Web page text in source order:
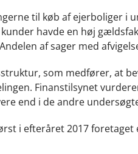
til køb af ejerboliger i
havde en høj
af sager med
som medfører, at
Finanstilsynet
end i de andre
i efteråret 2017